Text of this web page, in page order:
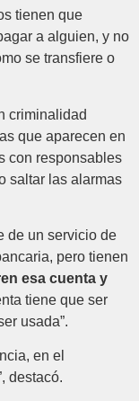
tienen que
a alguien, y no
se transfiere o
criminalidad
que aparecen en
con responsables
saltar las alarmas
de un servicio de
pero tienen
esa cuenta y
tiene que ser
usada”.
en el
destacó.